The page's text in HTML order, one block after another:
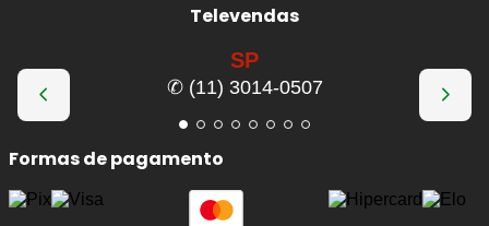
Televendas
SP
✆ (11) 3014-0507
Formas de pagamento